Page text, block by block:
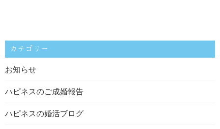
カテゴリー
お知らせ
ハピネスのご成婚報告
ハピネスの婚活ブログ